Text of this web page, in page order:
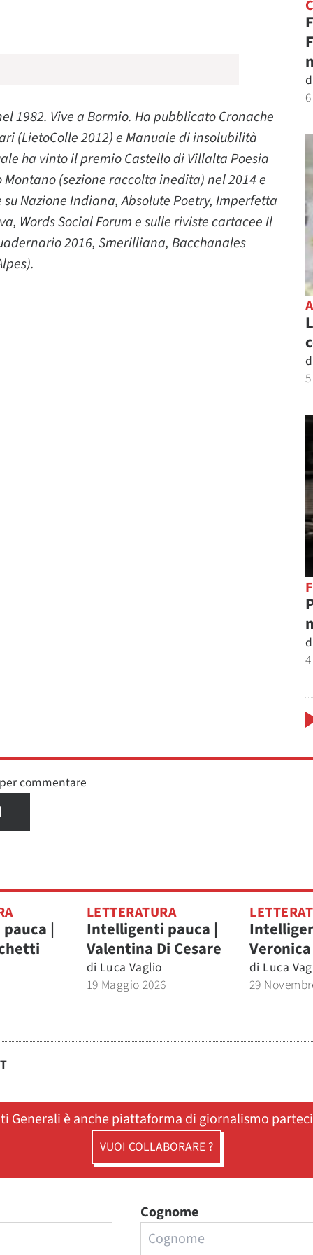
1982. Vive a Bormio. Ha pubblicato Cronache
(LietoColle 2012) e Manuale di insolubilità
ha vinto il premio Castello di Villalta Poesia
(sezione raccolta inedita) nel 2014 e
Nazione Indiana, Absolute Poetry, Imperfetta
Words Social Forum e sulle riviste cartacee Il
2016, Smerilliana, Bacchanales
commentare
|
LETTERATURA
Intelligenti pauca |
Valentina Di Cesare
di Luca Vaglio
19 Maggio 2026
di Luca
29
Generali è anche piattaforma di giornalismo
VUOI COLLABORARE ?
Cognome